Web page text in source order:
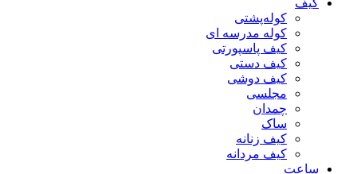
کوله‌پشتی
کوله مدرسه ای
کیف پاسپورتی
کیف دستی
کیف دوشی
مجلسی
چمدان
ساک
کیف زنانه
کیف مردانه
ساعت